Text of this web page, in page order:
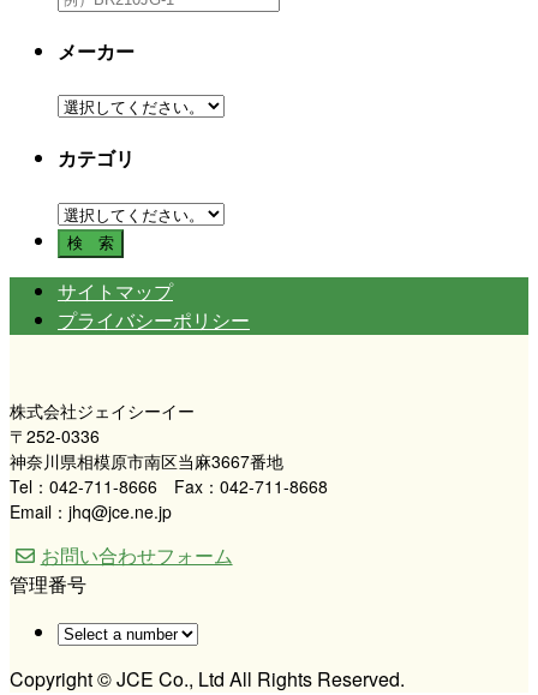
メーカー
カテゴリ
サイトマップ
プライバシーポリシー
株式会社ジェイシーイー
〒252-0336
神奈川県相模原市南区当麻3667番地
Tel：042-711-8666 Fax：042-711-8668
Email：jhq@jce.ne.jp
お問い合わせフォーム
管理番号
Copyright © JCE Co., Ltd All Rights Reserved.